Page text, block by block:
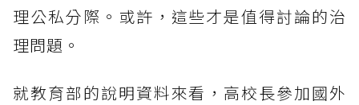
理公私分際。或許，這些才是值得討論的治
理問題。
就教育部的說明資料來看，高校長參加國外